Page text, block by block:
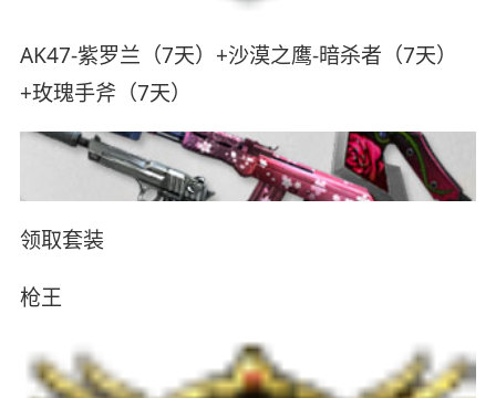
AK47-紫罗兰（7天）+沙漠之鹰-暗杀者（7天）
+玫瑰手斧（7天）
领取套装
枪王